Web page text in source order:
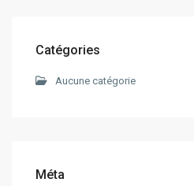
Catégories
Aucune catégorie
Méta